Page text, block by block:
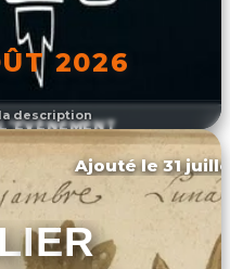
description
2026
Ajouté le 31